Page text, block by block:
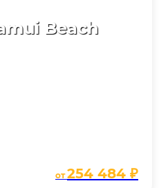
Beach
от254 484 ₽